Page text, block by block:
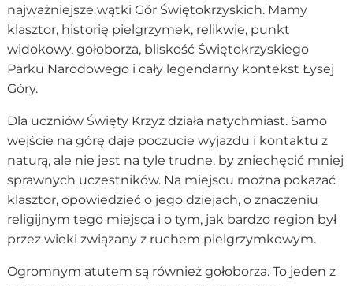
najważniejsze wątki Gór Świętokrzyskich. Mamy
klasztor, historię pielgrzymek, relikwie, punkt
widokowy, gołoborza, bliskość Świętokrzyskiego
Parku Narodowego i cały legendarny kontekst Łysej
Góry.
Dla uczniów Święty Krzyż działa natychmiast. Samo
wejście na górę daje poczucie wyjazdu i kontaktu z
naturą, ale nie jest na tyle trudne, by zniechęcić mniej
sprawnych uczestników. Na miejscu można pokazać
klasztor, opowiedzieć o jego dziejach, o znaczeniu
religijnym tego miejsca i o tym, jak bardzo region był
przez wieki związany z ruchem pielgrzymkowym.
Ogromnym atutem są również gołoborza. To jeden z